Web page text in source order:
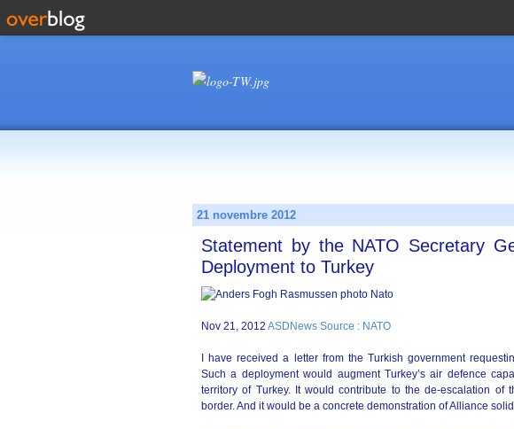
21 novembre 2012
Statement by the NATO Secretary
Deployment to Turkey
Nov 21, 2012 ASDNews Source : NATO
I have received a letter from the Turkish government
Such a deployment would augment Turkey’s air defence
territory of Turkey. It would contribute to the de-escalation of
border. And it would be a concrete demonstration of Alliance